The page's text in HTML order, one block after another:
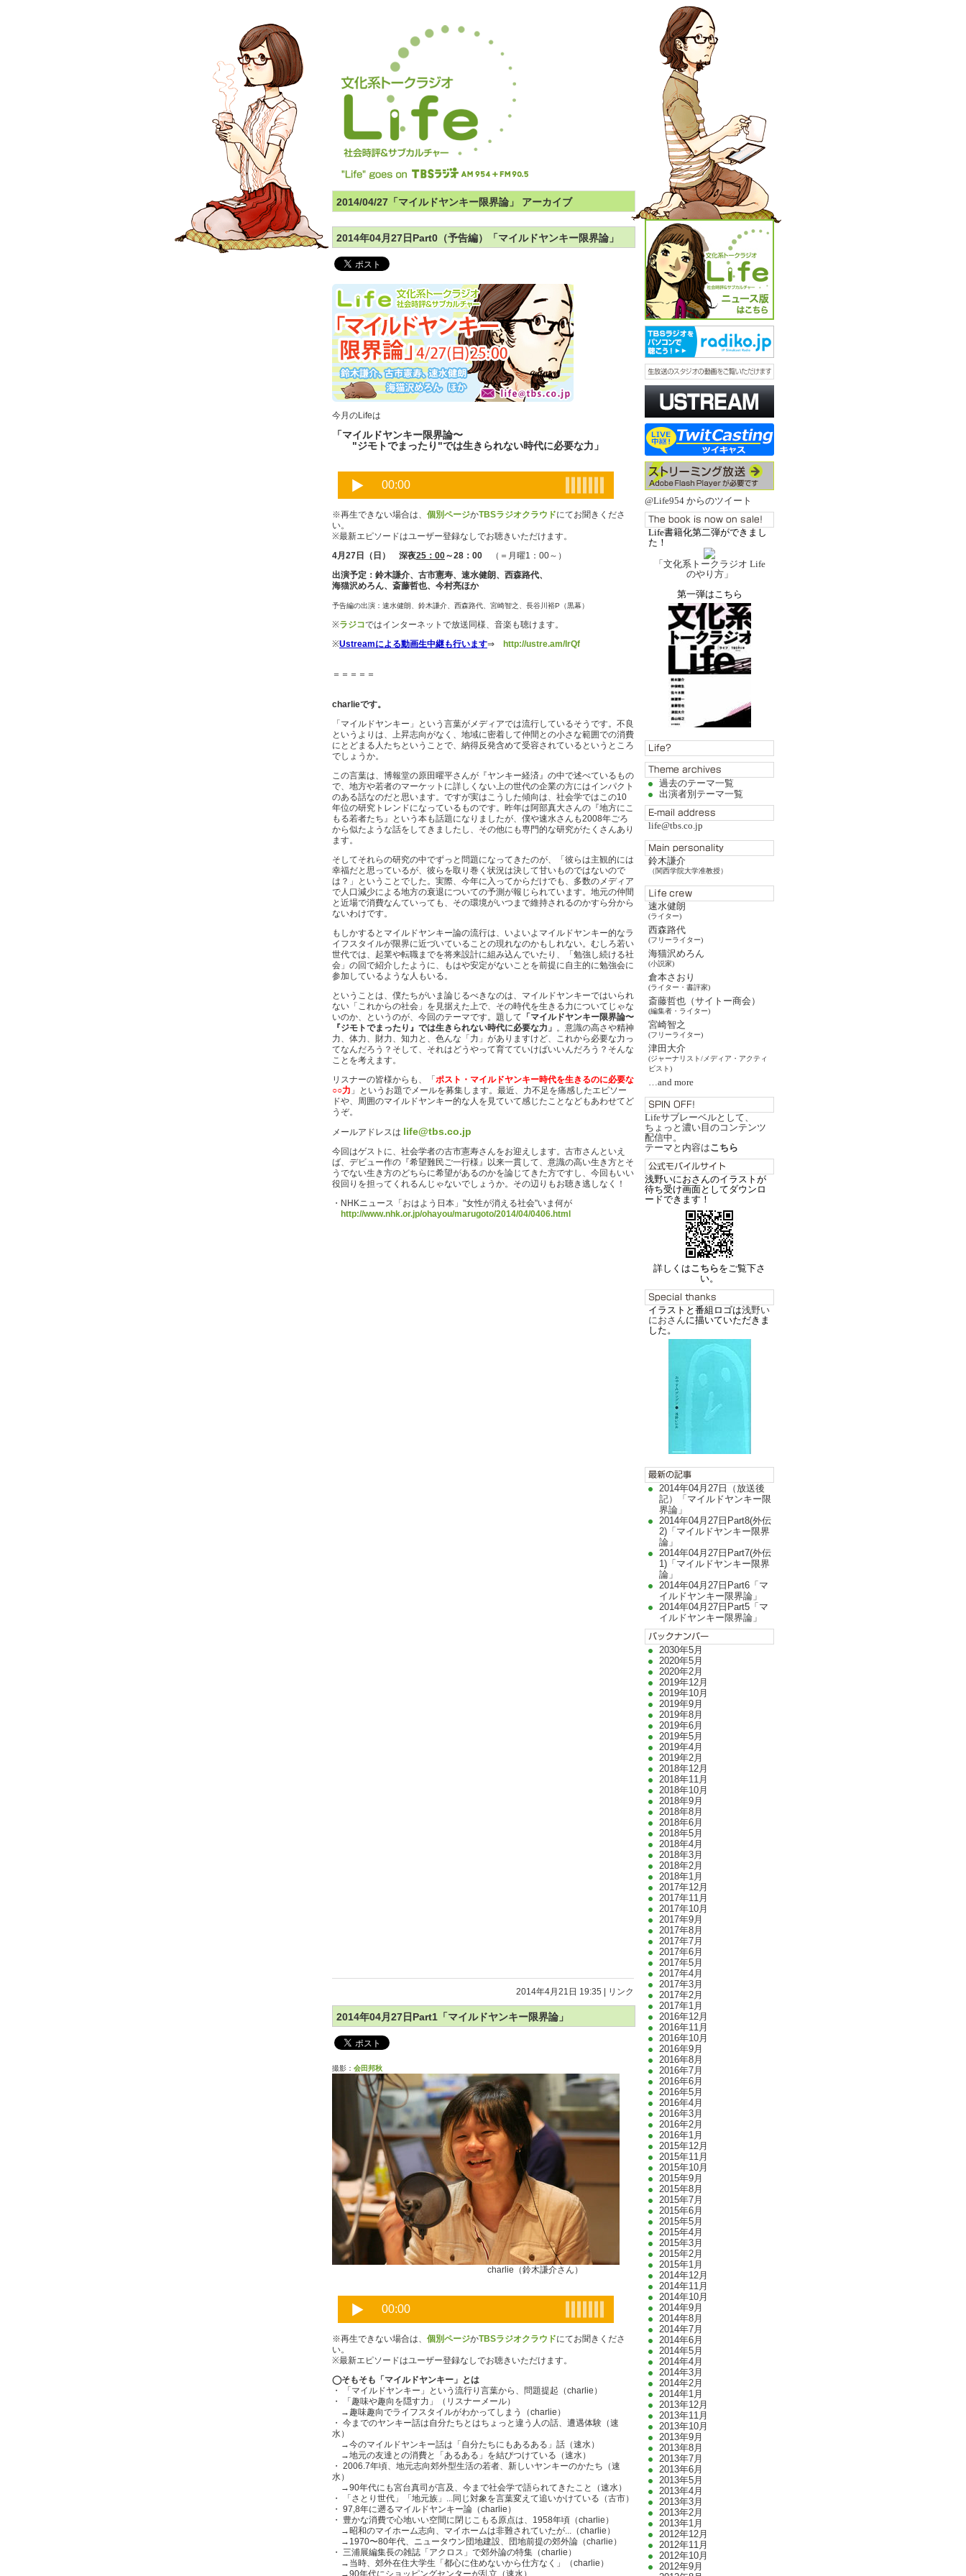
@Life954 からのツイート
Life書籍化第二弾ができまし
た！
「文化系トークラジオ Life
のやり方」
第一弾はこちら
過去のテーマ一覧
出演者別テーマ一覧
life@tbs.co.jp
鈴木謙介
（関西学院大学准教授）
速水健朗
(ライター)
西森路代
(フリーライター)
海猫沢めろん
(小説家)
倉本さおり
(ライター・書評家)
斎藤哲也（サイトー商会）
(編集者・ライター)
宮崎智之
(フリーライター)
津田大介
(ジャーナリスト/メディア・アクティ
ビスト)
…and more
Lifeサブレーベルとして、
ちょっと濃い目のコンテンツ
配信中。
テーマと内容はこちら
浅野いにおさんのイラストが
待ち受け画面としてダウンロ
ードできます！
詳しくはこちらをご覧下さ
い。
イラストと番組ロゴは浅野い
におさんに描いていただきま
した。
2014年04月27日（放送後
記）「マイルドヤンキー限
界論」
2014年04月27日Part8(外伝
2)「マイルドヤンキー限界
論」
2014年04月27日Part7(外伝
1)「マイルドヤンキー限界
論」
2014年04月27日Part6「マ
イルドヤンキー限界論」
2014年04月27日Part5「マ
イルドヤンキー限界論」
2030年5月
2020年5月
2020年2月
2019年12月
2019年10月
2019年9月
2019年8月
2019年6月
2019年5月
2019年4月
2019年2月
2018年12月
2018年11月
2018年10月
2018年9月
2018年8月
2018年6月
2018年5月
2018年4月
2018年3月
2018年2月
2018年1月
2017年12月
2017年11月
2017年10月
2017年9月
2017年8月
2017年7月
2017年6月
2017年5月
2017年4月
2017年3月
2017年2月
2017年1月
2016年12月
2016年11月
2016年10月
2016年9月
2016年8月
2016年7月
2016年6月
2016年5月
2016年4月
2016年3月
2016年2月
2016年1月
2015年12月
2015年11月
2015年10月
2015年9月
2015年8月
2015年7月
2015年6月
2015年5月
2015年4月
2015年3月
2015年2月
2015年1月
2014年12月
2014年11月
2014年10月
2014年9月
2014年8月
2014年7月
2014年6月
2014年5月
2014年4月
2014年3月
2014年2月
2014年1月
2013年12月
2013年11月
2013年10月
2013年9月
2013年8月
2013年7月
2013年6月
2013年5月
2013年4月
2013年3月
2013年2月
2013年1月
2012年12月
2012年11月
2012年10月
2012年9月
2014/04/27「マイルドヤンキー限界論」 アーカイブ
2014年04月27日Part0（予告編）「マイルドヤンキー限界論」
今月のLifeは
「マイルドヤンキー限界論〜
"ジモトでまったり"では生きられない時代に必要な力」
※再生できない場合は、 個別ページかTBSラジオクラウドにてお聞きくださ
い。
※最新エピソードはユーザー登録なしでお聴きいただけます。
4月27日（日） 深夜25：00～28：00 （＝月曜1：00～）
出演予定：鈴木謙介、古市憲寿、速水健朗、西森路代、
海猫沢めろん、斎藤哲也、今村亮ほか
予告編の出演：速水健朗、鈴木謙介、西森路代、宮崎智之、長谷川裕P（黒幕）
※ラジコではインターネットで放送同様、音楽も聴けます。
※Ustreamによる動画生中継も行います⇒ http://ustre.am/lrQf
＝＝＝＝＝
charlieです。
「マイルドヤンキー」という言葉がメディアでは流行しているそうです。不良
というよりは、上昇志向がなく、地域に密着して仲間との小さな範囲での消費
にとどまる人たちということで、納得反発含めて受容されているというところ
でしょうか。
この言葉は、博報堂の原田曜平さんが『ヤンキー経済』の中で述べているもの
で、地方や若者のマーケットに詳しくない上の世代の企業の方にはインパクト
のある話なのだと思います。ですが実はこうした傾向は、社会学ではこの10
年位の研究トレンドになっているものです。昨年は阿部真大さんの『地方にこ
もる若者たち』という本も話題になりましたが、僕や速水さんも2008年ごろ
から似たような話をしてきましたし、その他にも専門的な研究がたくさんあり
ます。
そしてそれらの研究の中でずっと問題になってきたのが、「彼らは主観的には
幸福だと思っているが、彼らを取り巻く状況は決して甘いものではないので
は？」ということでした。実際、今年に入ってからだけでも、多数のメディア
で人口減少による地方の衰退についての予測が報じられています。地元の仲間
と近場で消費なんていっても、その環境がいつまで維持されるのかすら分から
ないわけです。
もしかするとマイルドヤンキー論の流行は、いよいよマイルドヤンキー的なラ
イフスタイルが限界に近づいていることの現れなのかもしれない。むしろ若い
世代では、起業や転職までを将来設計に組み込んでいたり、「勉強し続ける社
会」の回で紹介したように、もはや安定がないことを前提に自主的に勉強会に
参加しているような人もいる。
ということは、僕たちがいま論じるべきなのは、マイルドヤンキーではいられ
ない「これからの社会」を見据えた上で、その時代を生きる力についてじゃな
いのか、というのが、今回のテーマです。題して 「マイルドヤンキー限界論〜
『ジモトでまったり』では生きられない時代に必要な力」 。意識の高さや精神
力、体力、財力、知力と、色んな「力」がありますけど、これから必要な力っ
てなんだろう？そして、それはどうやって育てていけばいいんだろう？そんな
ことを考えます。
リスナーの皆様からも、「 ポスト・マイルドヤンキー時代を生きるのに必要な
○○力 」というお題でメールを募集します。最近、力不足を痛感したエピソー
ドや、周囲のマイルドヤンキー的な人を見ていて感じたことなどもあわせてど
うぞ。
メールアドレスは life@tbs.co.jp
今回はゲストに、社会学者の古市憲寿さんをお迎えします。古市さんといえ
ば、デビュー作の『希望難民ご一行様』以来一貫して、意識の高い生き方とそ
うでない生き方のどちらに希望があるのかを論じてきた方ですし、今回もいい
役回りを担ってくれるんじゃないでしょうか。その辺りもお聴き逃しなく！
・NHKニュース「おはよう日本」"女性が消える社会"いま何が
http://www.nhk.or.jp/ohayou/marugoto/2014/04/0406.html
2014年4月21日 19:35 リンク
2014年04月27日Part1「マイルドヤンキー限界論」
撮影： 会田邦秋
charlie（鈴木謙介さん）
※再生できない場合は、 個別ページかTBSラジオクラウドにてお聞きくださ
い。
※最新エピソードはユーザー登録なしでお聴きいただけます。
◯そもそも「マイルドヤンキー」とは
・ 「マイルドヤンキー」という流行り言葉から、問題提起（charlie）
・ 「趣味や趣向を隠す力」（リスナーメール）
→趣味趣向でライフスタイルがわかってしまう（charlie）
・ 今までのヤンキー話は自分たちとはちょっと違う人の話、遭遇体験（速
水）
→今のマイルドヤンキー話は「自分たちにもあるある」話（速水）
→地元の友達との消費と「あるある」を結びつけている（速水）
・ 2006.7年頃、地元志向郊外型生活の若者、新しいヤンキーのかたち（速
水）
→90年代にも宮台真司が言及、今まで社会学で語られてきたこと（速水）
・ 「さとり世代」「地元族」...同じ対象を言葉変えて追いかけている（古市）
・ 97,8年に遡るマイルドヤンキー論（charlie）
・ 豊かな消費で心地いい空間に閉じこもる原点は、1958年頃（charlie）
→昭和のマイホーム志向、マイホームは非難されていたが...（charlie）
→1970〜80年代、ニュータウン団地建設、団地前提の郊外論（charlie）
・ 三浦展編集長の雑誌「アクロス」で郊外論の特集（charlie）
→当時、郊外在住大学生「都心に住めないから仕方なく」（charlie）
→90年代にショッピングセンターが乱立（速水）